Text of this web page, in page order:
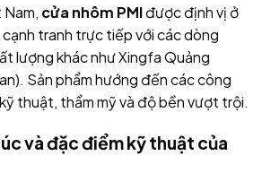
cửa nhôm PMIđược định vị ở
tranh trực tiếp với các dòng
lượng khác như Xingfa Quảng
Sản phẩm hướng đến các công
thuật, thẩm mỹ và độ bền vượt trội.
và đặc điểm kỹ thuật của